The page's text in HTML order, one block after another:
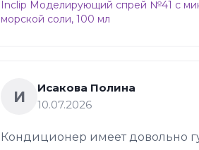
Inclip Моделирующий спрей №41 с
морской соли, 100 мл
И
Исакова Полина
10.07.2026
Кондиционер имеет довольно